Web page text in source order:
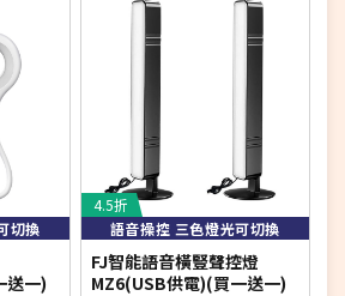
切換
送一)
4.5折
語音操控 三色燈光可切換
FJ智能語音橫豎聲控燈
MZ6(USB供電)(買一送一)